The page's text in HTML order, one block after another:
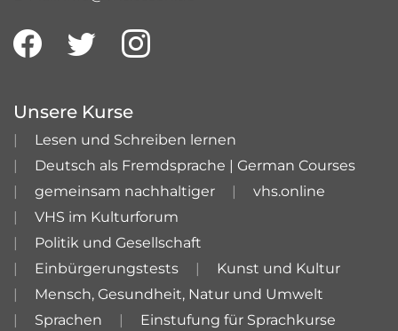
Unsere Kurse
Lesen und Schreiben lernen
Deutsch als Fremdsprache | German Courses
gemeinsam nachhaltiger
vhs.online
VHS im Kulturforum
Politik und Gesellschaft
Einbürgerungstests
Kunst und Kultur
Mensch, Gesundheit, Natur und Umwelt
Sprachen
Einstufung für Sprachkurse